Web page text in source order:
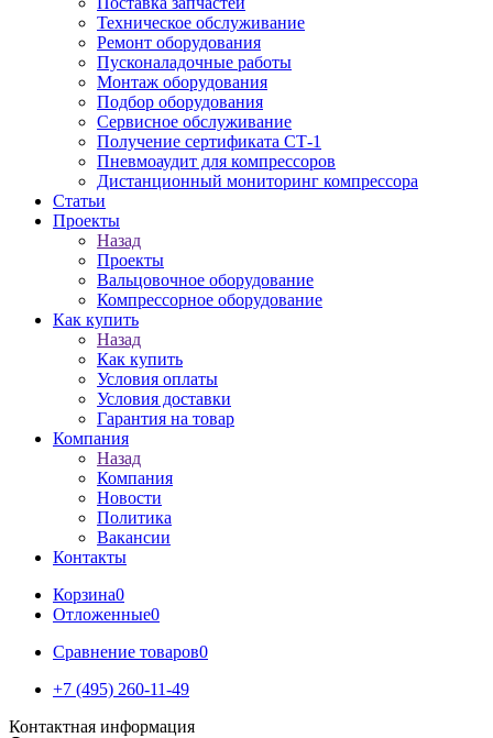
Техническое обслуживание
Ремонт оборудования
Пусконаладочные работы
Монтаж оборудования
Подбор оборудования
Сервисное обслуживание
Получение сертификата СТ-1
Пневмоаудит для компрессоров
Дистанционный мониторинг компрессора
Статьи
Проекты
Назад
Проекты
Вальцовочное оборудование
Компрессорное оборудование
Как купить
Назад
Как купить
Условия оплаты
Условия доставки
Гарантия на товар
Компания
Назад
Компания
Новости
Политика
Вакансии
Контакты
Корзина0
Отложенные0
Сравнение товаров0
+7 (495) 260-11-49
Контактная информация